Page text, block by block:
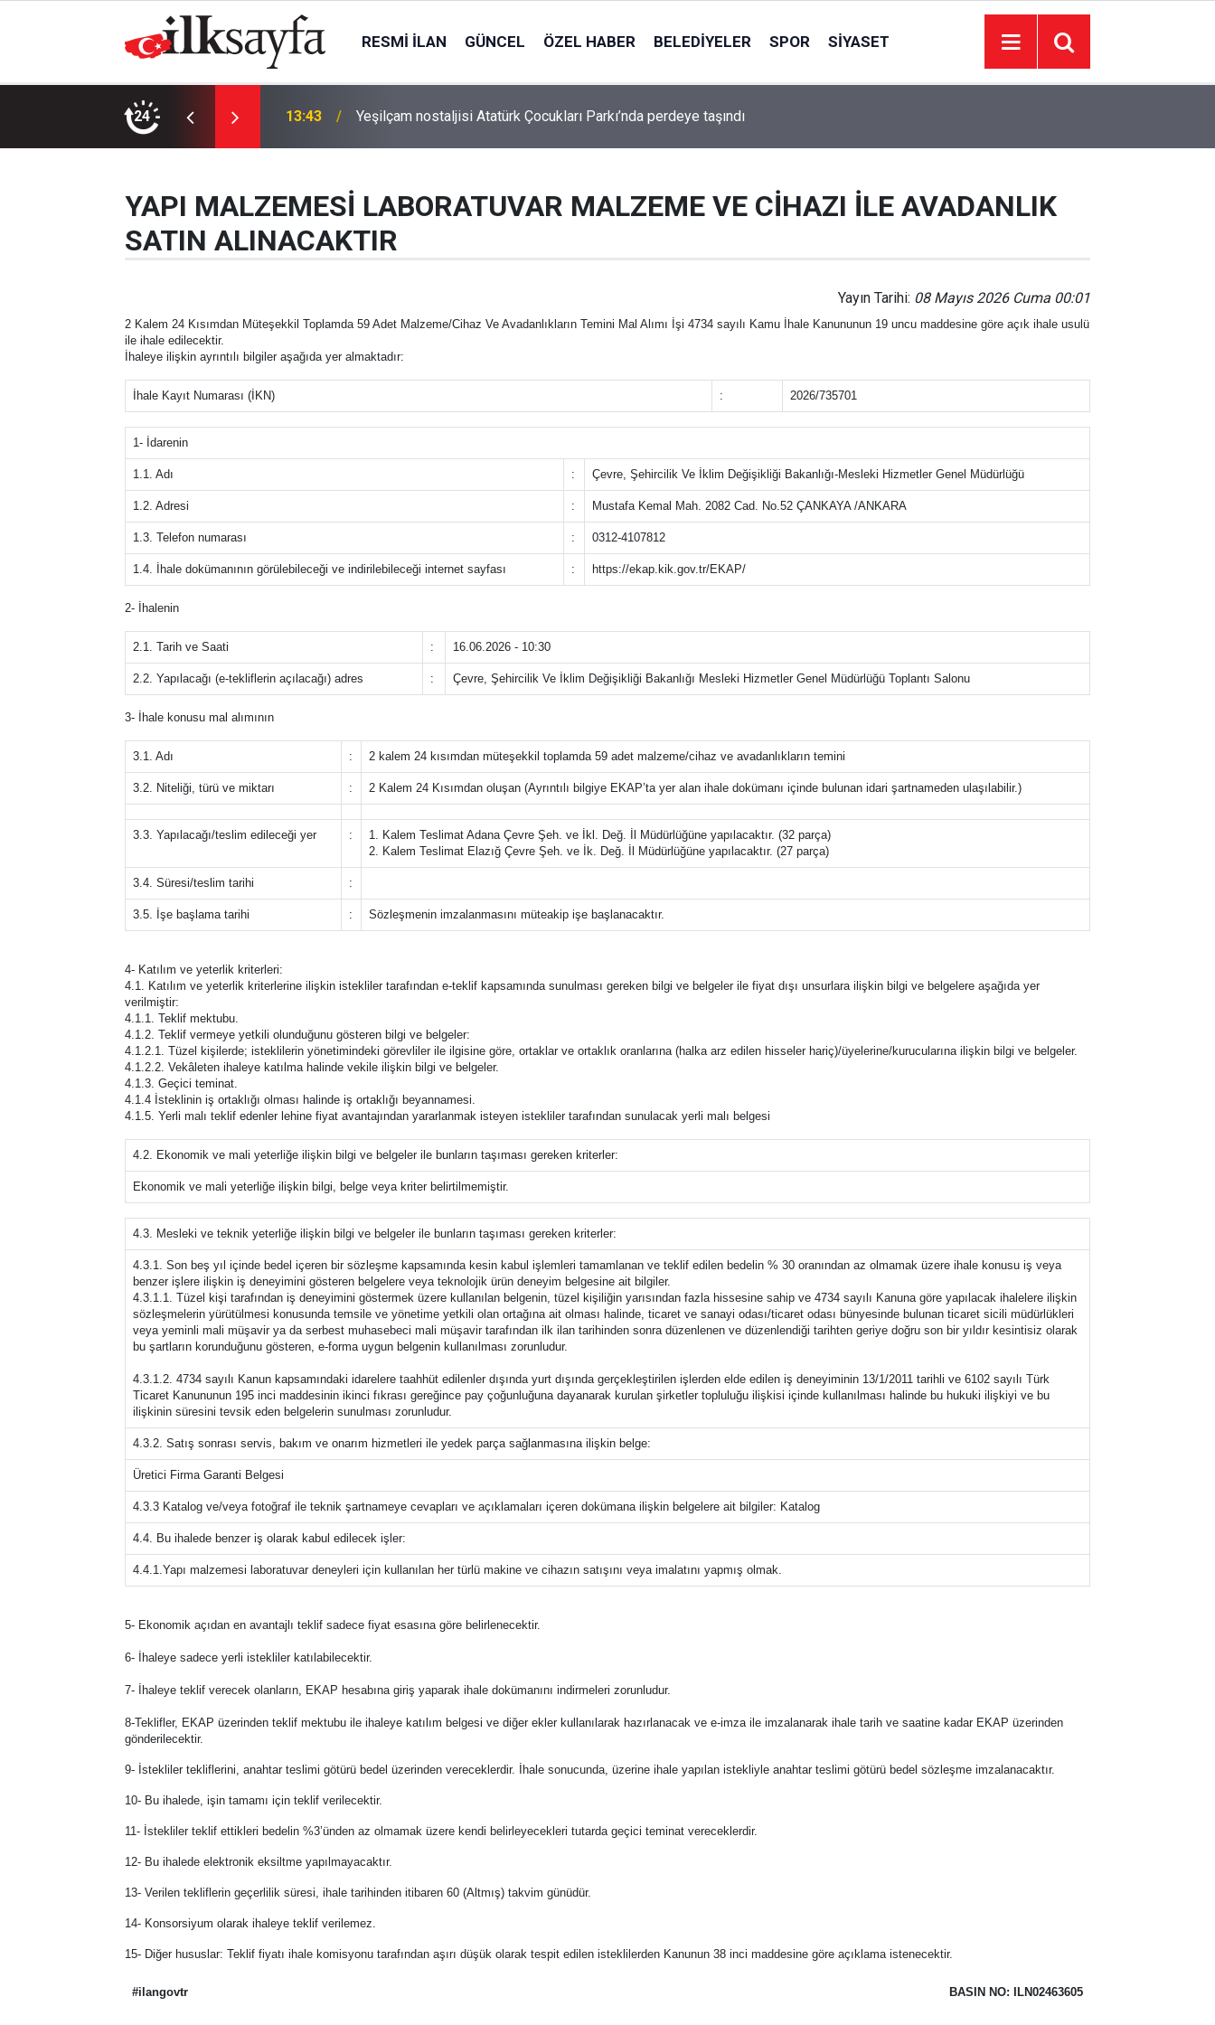
RESMI İLAN GÜNCEL ÖZEL HABER BELEDIYELER SPOR SIYASET
24
Yeni dönem resmen başladı 13:43 Yeşilçam nostaljisi Atatürk Çocukları Parkı’nda perdeye taşındı
YAPI MALZEMESİ LABORATUVAR MALZEME VE CİHAZI İLE AVADANLIK
SATIN ALINACAKTIR
Yayın Tarihi: 08 Mayıs 2026 Cuma 00:01
2 Kalem 24 Kısımdan Müteşekkil Toplamda 59 Adet Malzeme/Cihaz Ve Avadanlıkların Temini Mal Alımı İşi 4734 sayılı Kamu İhale Kanununun 19 uncu maddesine göre açık ihale usulü
ile ihale edilecektir.
İhaleye ilişkin ayrıntılı bilgiler aşağıda yer almaktadır:
İhale Kayıt Numarası (İKN) : 2026/735701
1- İdarenin
1.1. Adı : Çevre, Şehircilik Ve İklim Değişikliği Bakanlığı-Mesleki Hizmetler Genel Müdürlüğü
1.2. Adresi : Mustafa Kemal Mah. 2082 Cad. No.52 ÇANKAYA /ANKARA
1.3. Telefon numarası : 0312-4107812
1.4. İhale dokümanının görülebileceği ve indirilebileceği internet sayfası : https://ekap.kik.gov.tr/EKAP/
2- İhalenin
2.1. Tarih ve Saati : 16.06.2026 - 10:30
2.2. Yapılacağı (e-tekliflerin açılacağı) adres : Çevre, Şehircilik Ve İklim Değişikliği Bakanlığı Mesleki Hizmetler Genel Müdürlüğü Toplantı Salonu
3- İhale konusu mal alımının
3.1. Adı : 2 kalem 24 kısımdan müteşekkil toplamda 59 adet malzeme/cihaz ve avadanlıkların temini
3.2. Niteliği, türü ve miktarı : 2 Kalem 24 Kısımdan oluşan (Ayrıntılı bilgiye EKAP’ta yer alan ihale dokümanı içinde bulunan idari şartnameden ulaşılabilir.)
3.3. Yapılacağı/teslim edileceği yer :
1. Kalem Teslimat Adana Çevre Şeh. ve İkl. Değ. İl Müdürlüğüne yapılacaktır. (32 parça)
2. Kalem Teslimat Elazığ Çevre Şeh. ve İk. Değ. İl Müdürlüğüne yapılacaktır. (27 parça)
3.4. Süresi/teslim tarihi :
3.5. İşe başlama tarihi : Sözleşmenin imzalanmasını müteakip işe başlanacaktır.
4- Katılım ve yeterlik kriterleri:
4.1. Katılım ve yeterlik kriterlerine ilişkin istekliler tarafından e-teklif kapsamında sunulması gereken bilgi ve belgeler ile fiyat dışı unsurlara ilişkin bilgi ve belgelere aşağıda yer
verilmiştir:
4.1.1. Teklif mektubu.
4.1.2. Teklif vermeye yetkili olunduğunu gösteren bilgi ve belgeler:
4.1.2.1. Tüzel kişilerde; isteklilerin yönetimindeki görevliler ile ilgisine göre, ortaklar ve ortaklık oranlarına (halka arz edilen hisseler hariç)/üyelerine/kurucularına ilişkin bilgi ve belgeler.
4.1.2.2. Vekâleten ihaleye katılma halinde vekile ilişkin bilgi ve belgeler.
4.1.3. Geçici teminat.
4.1.4 İsteklinin iş ortaklığı olması halinde iş ortaklığı beyannamesi.
4.1.5. Yerli malı teklif edenler lehine fiyat avantajından yararlanmak isteyen istekliler tarafından sunulacak yerli malı belgesi
4.2. Ekonomik ve mali yeterliğe ilişkin bilgi ve belgeler ile bunların taşıması gereken kriterler:
Ekonomik ve mali yeterliğe ilişkin bilgi, belge veya kriter belirtilmemiştir.
4.3. Mesleki ve teknik yeterliğe ilişkin bilgi ve belgeler ile bunların taşıması gereken kriterler:
4.3.1. Son beş yıl içinde bedel içeren bir sözleşme kapsamında kesin kabul işlemleri tamamlanan ve teklif edilen bedelin % 30 oranından az olmamak üzere ihale konusu iş veya
benzer işlere ilişkin iş deneyimini gösteren belgelere veya teknolojik ürün deneyim belgesine ait bilgiler.
4.3.1.1. Tüzel kişi tarafından iş deneyimini göstermek üzere kullanılan belgenin, tüzel kişiliğin yarısından fazla hissesine sahip ve 4734 sayılı Kanuna göre yapılacak ihalelere ilişkin
sözleşmelerin yürütülmesi konusunda temsile ve yönetime yetkili olan ortağına ait olması halinde, ticaret ve sanayi odası/ticaret odası bünyesinde bulunan ticaret sicili müdürlükleri
veya yeminli mali müşavir ya da serbest muhasebeci mali müşavir tarafından ilk ilan tarihinden sonra düzenlenen ve düzenlendiği tarihten geriye doğru son bir yıldır kesintisiz olarak
bu şartların korunduğunu gösteren, e-forma uygun belgenin kullanılması zorunludur.
4.3.1.2. 4734 sayılı Kanun kapsamındaki idarelere taahhüt edilenler dışında yurt dışında gerçekleştirilen işlerden elde edilen iş deneyiminin 13/1/2011 tarihli ve 6102 sayılı Türk
Ticaret Kanununun 195 inci maddesinin ikinci fıkrası gereğince pay çoğunluğuna dayanarak kurulan şirketler topluluğu ilişkisi içinde kullanılması halinde bu hukuki ilişkiyi ve bu
ilişkinin süresini tevsik eden belgelerin sunulması zorunludur.
4.3.2. Satış sonrası servis, bakım ve onarım hizmetleri ile yedek parça sağlanmasına ilişkin belge:
Üretici Firma Garanti Belgesi
4.3.3 Katalog ve/veya fotoğraf ile teknik şartnameye cevapları ve açıklamaları içeren dokümana ilişkin belgelere ait bilgiler: Katalog
4.4. Bu ihalede benzer iş olarak kabul edilecek işler:
4.4.1.Yapı malzemesi laboratuvar deneyleri için kullanılan her türlü makine ve cihazın satışını veya imalatını yapmış olmak.
5- Ekonomik açıdan en avantajlı teklif sadece fiyat esasına göre belirlenecektir.
6- İhaleye sadece yerli istekliler katılabilecektir.
7- İhaleye teklif verecek olanların, EKAP hesabına giriş yaparak ihale dokümanını indirmeleri zorunludur.
8-Teklifler, EKAP üzerinden teklif mektubu ile ihaleye katılım belgesi ve diğer ekler kullanılarak hazırlanacak ve e-imza ile imzalanarak ihale tarih ve saatine kadar EKAP üzerinden
gönderilecektir.
9- İstekliler tekliflerini, anahtar teslimi götürü bedel üzerinden vereceklerdir. İhale sonucunda, üzerine ihale yapılan istekliyle anahtar teslimi götürü bedel sözleşme imzalanacaktır.
10- Bu ihalede, işin tamamı için teklif verilecektir.
11- İstekliler teklif ettikleri bedelin %3’ünden az olmamak üzere kendi belirleyecekleri tutarda geçici teminat vereceklerdir.
12- Bu ihalede elektronik eksiltme yapılmayacaktır.
13- Verilen tekliflerin geçerlilik süresi, ihale tarihinden itibaren 60 (Altmış) takvim günüdür.
14- Konsorsiyum olarak ihaleye teklif verilemez.
15- Diğer hususlar: Teklif fiyatı ihale komisyonu tarafından aşırı düşük olarak tespit edilen isteklilerden Kanunun 38 inci maddesine göre açıklama istenecektir.
#ilangovtr BASIN NO: ILN02463605